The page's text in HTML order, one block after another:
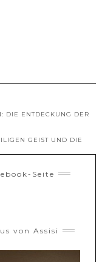
DIE ENTDECKUNG DER
GEIST UND DIE
Seite
von Assisi